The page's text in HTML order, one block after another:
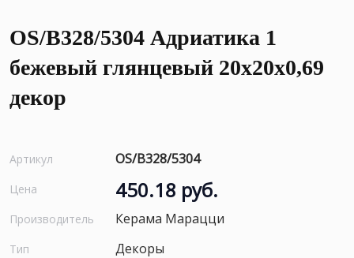
OS/B328/5304 Адриатика 1
бежевый глянцевый 20x20x0,69
декор
Артикул OS/B328/5304
Цена 450.18 руб.
Производитель Керама Марацци
Тип Декоры